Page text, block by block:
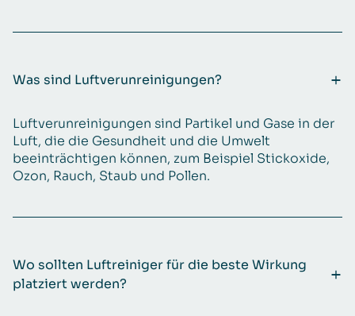
Was sind Luftverunreinigungen?
Luftverunreinigungen sind Partikel und Gase in der
Luft, die die Gesundheit und die Umwelt
beeinträchtigen können, zum Beispiel Stickoxide,
Ozon, Rauch, Staub und Pollen.
Wo sollten Luftreiniger für die beste Wirkung
platziert werden?